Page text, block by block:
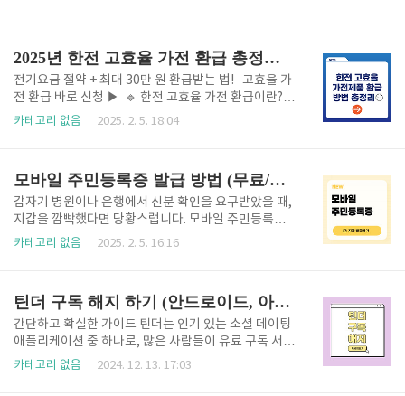
2025년 한전 고효율 가전 환급 총정리 🚀
전기요금 절약 + 최대 30만 원 환급받는 법! 고효율 가
전 환급 바로 신청 ▶ 🔹 한전 고효율 가전 환급이란?고
효율 가전제품 사용을 장려하고 전력 소비를 줄이기 위
하고 있다면, 이 혜택을 활용해 전기요금도 아끼고 환급
도 받으세요! 📌 주의: 한정된 예산 내에서 지원되므로
조기 마감 가능, 서둘러 신청하는 것이 중요합니다! 20
25년 한전 고효율 가전 환급 신청 방법 (쉽고 빠르게 신
청하기!) 1️⃣ 고효율 가전제품 구매한전에서 인정하는
카테고리 없음 2025. 2. 5. 18:04
모바일 주민등록증 발급 방법 (무료/유료 방법 2가지)
갑자기 병원이나 은행에서 신분 확인을 요구받았을 때,
지갑을 깜빡했다면 당황스럽니다. 모바일 주민등록증
을 발급받지 않았다면 이런 상황에서 대처할 방법이 없
다. 👇🏻 2024년 12월 27일부터 사용가능합니다. 바로
발급 받으실 분들은 아래에서 이용하세요. 모바일 주
민등록증 바로 발급 ▶ 모바일 주민등록증 이란?언제
어디서나 갑자기 신분증이 필요할 때가 있는데요. 모바
일 주민등록증은 편리하게 스마트폰에 저장되는 디지
카테고리 없음 2025. 2. 5. 16:16
틴더 구독 해지 하기 (안드로이드, 아이폰)
간단하고 확실한 가이드 틴더는 인기 있는 소셜 데이팅
애플리케이션 중 하나로, 많은 사람들이 유료 구독 서비
스를 통해 추가적인 기능을 이용하고 있습니다. 하지만
카테고리 없음 2024. 12. 13. 17:03